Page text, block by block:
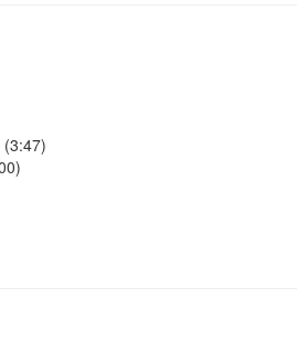
(3:47)